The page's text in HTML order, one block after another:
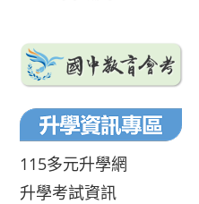
115多元升學網
升學考試資訊